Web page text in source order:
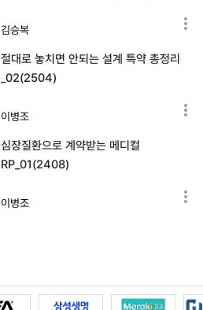
김승복
절대로 놓치면 안되는 설계 특약 총정리
_02(2504)
이병조
심장질환으로 계약받는 메디컬
RP_01(2408)
이병조